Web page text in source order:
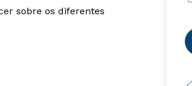
sobre os diferentes